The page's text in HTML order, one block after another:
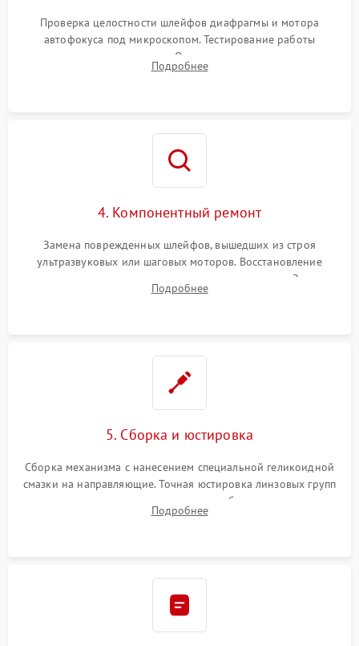
Проверка целостности шлейфов диафрагмы и мотора
автофокуса под микроскопом. Тестирование работы
электромагнитного привода. Очистка оптических элементов
от пыли, следов влаги и грибка спецрастворами без
Подробнее
4. Компонентный ремонт
Замена поврежденных шлейфов, вышедших из строя
ультразвуковых или шаговых моторов. Восстановление
геометрии направляющих при заклинивании зума. Замена
неисправного блока диафрагмы, датчиков положения или
Подробнее
5. Сборка и юстировка
Сборка механизма с нанесением специальной геликоидной
смазки на направляющие. Точная юстировка линзовых групп
программным или механическим способом для устранения
бэк
Подробнее